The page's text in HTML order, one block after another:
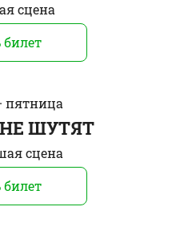
сцена
пятница
ШУТЯТ
сцена